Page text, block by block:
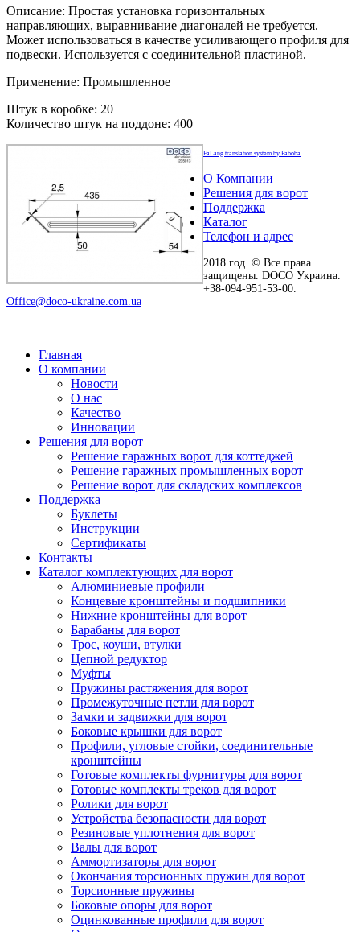
Описание: Простая установка горизонтальных
направляющих, выравнивание диагоналей не требуется.
Может использоваться в качестве усиливающего профиля для
подвески. Используется с соединительной пластиной.
Применение: Промышленное
Штук в коробке: 20
Количество штук на поддоне: 400
FaLang translation system by Faboba
О Компании
Решения для ворот
Поддержка
Каталог
Телефон и адрес
2018 год. © Все права
защищены. DOCO Украина.
+38-094-951-53-00.
Office@doco-ukraine.com.ua
Главная
О компании
Новости
О нас
Качество
Инновации
Решения для ворот
Решение гаражных ворот для коттеджей
Решение гаражных промышленных ворот
Решение ворот для складских комплексов
Поддержка
Буклеты
Инструкции
Сертификаты
Контакты
Каталог комплектующих для ворот
Алюминиевые профили
Концевые кронштейны и подшипники
Нижние кронштейны для ворот
Барабаны для ворот
Трос, коуши, втулки
Цепной редуктор
Муфты
Пружины растяжения для ворот
Промежуточные петли для ворот
Замки и задвижки для ворот
Боковые крышки для ворот
Профили, угловые стойки, соединительные
кронштейны
Готовые комплекты фурнитуры для ворот
Готовые комплекты треков для ворот
Ролики для ворот
Устройства безопасности для ворот
Резиновые уплотнения для ворот
Валы для ворот
Аммортизаторы для ворот
Окончания торсионных пружин для ворот
Торсионные пружины
Боковые опоры для ворот
Оцинкованные профили для ворот